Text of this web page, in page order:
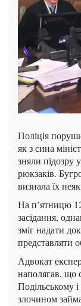
Поліція
як з сина
зняли підозру
рюкзаків.
визнала їх
На п’ятницю
засідання,
зміг надати
представляти
Адвокат
наполягав, що
Подільському
злочином